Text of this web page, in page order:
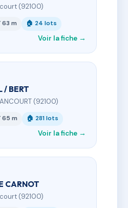
(92100)
63 m 🏠 24 lots
Voir la fiche →
/ BERT
(92100)
65 m 🏠 281 lots
Voir la fiche →
CARNOT
(92100)